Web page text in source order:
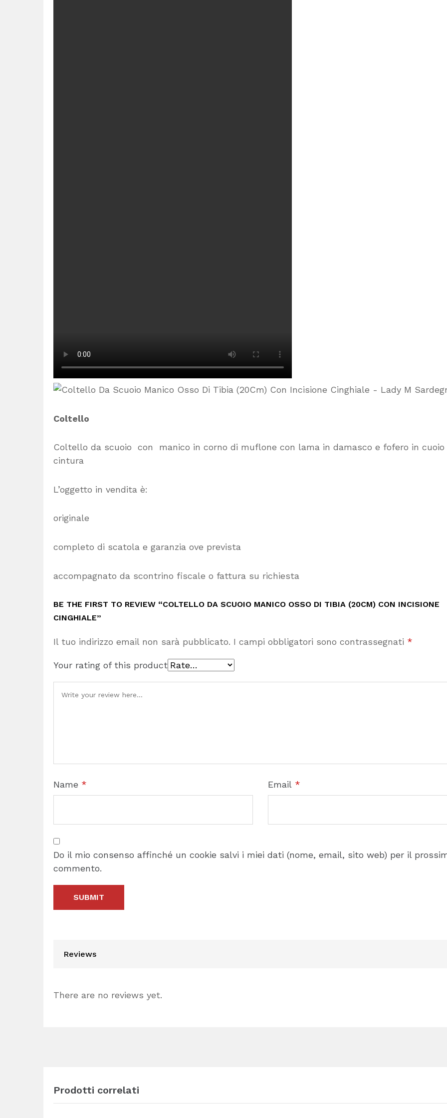
Coltello
Coltello da scuoio con manico in corno di muflone con lama in damasco e fofero in cuoio
cintura
L’oggetto in vendita è:
originale
completo di scatola e garanzia ove prevista
accompagnato da scontrino fiscale o fattura su richiesta
BE THE FIRST TO REVIEW “COLTELLO DA SCUOIO MANICO OSSO DI TIBIA (20CM) CON INCISIONE
CINGHIALE”
Il tuo indirizzo email non sarà pubblicato. I campi obbligatori sono contrassegnati *
Your rating of this product
Name * Email *
Do il mio consenso affinché un cookie salvi i miei dati (nome, email, sito web) per il
commento.
Reviews
There are no reviews yet.
Prodotti correlati